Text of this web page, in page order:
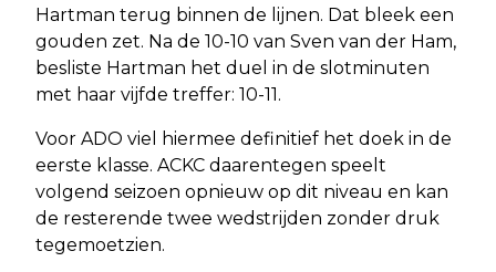
Hartman terug binnen de lijnen. Dat bleek een
gouden zet. Na de 10-10 van Sven van der Ham,
besliste Hartman het duel in de slotminuten
met haar vijfde treffer: 10-11.
Voor ADO viel hiermee definitief het doek in de
eerste klasse. ACKC daarentegen speelt
volgend seizoen opnieuw op dit niveau en kan
de resterende twee wedstrijden zonder druk
tegemoetzien.